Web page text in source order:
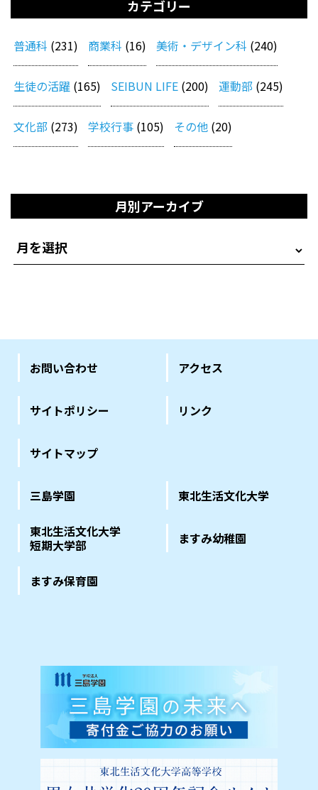
カテゴリー
普通科 (231) 商業科 (16) 美術・デザイン科 (240)
生徒の活躍 (165) SEIBUN LIFE (200) 運動部 (245)
文化部 (273) 学校行事 (105) その他 (20)
月別アーカイブ
お問い合わせ アクセス
サイトポリシー リンク
サイトマップ
三島学園 東北生活文化大学
東北生活文化大学
短期大学部
ますみ幼稚園
ますみ保育園